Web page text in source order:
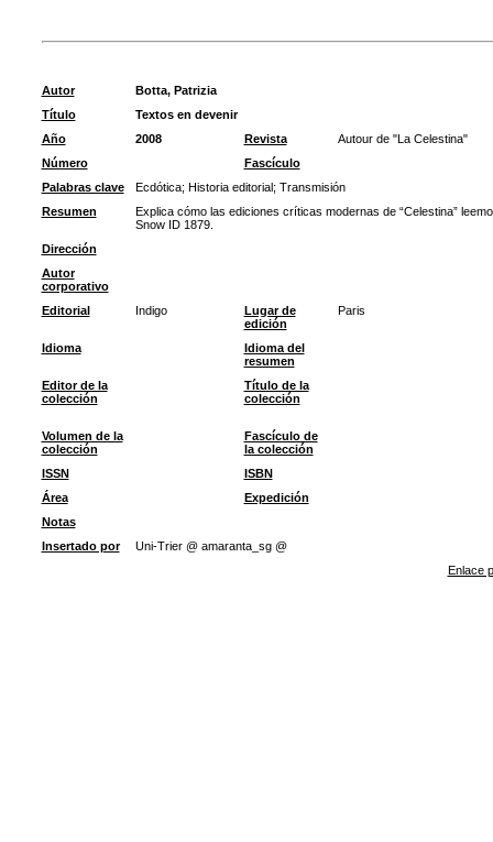
Autor
Botta, Patrizia
Título
Textos en devenir
Año
2008 Revista
Autour de "La Celestina"
Número
Fascículo
Palabras clave
Ecdótica; Historia editorial; Transmisión
Resumen
Explica cómo las ediciones críticas modernas de “Celestina”
Snow ID 1879.
Dirección
Autor
corporativo
Editorial
Indigo
Lugar de
edición
Paris
Idioma
Idioma del
resumen
Editor de la
colección
Título de la
colección
Volumen de la
colección
Fascículo de
la colección
ISSN
ISBN
Área
Expedición
Notas
Insertado por
Uni-Trier @ amaranta_sg @
Enlace